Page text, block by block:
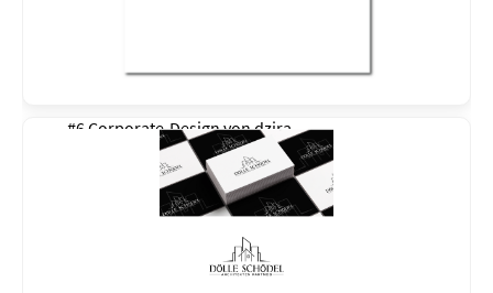
#6 Corporate-Design vondzira